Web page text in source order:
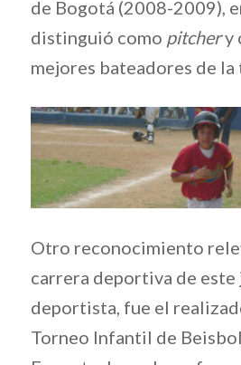
de Bogotá (2008-2009),
distinguió como pitchery
mejores bateadores de la
Otro reconocimiento
carrera deportiva de este
deportista, fue el
Torneo Infantil de